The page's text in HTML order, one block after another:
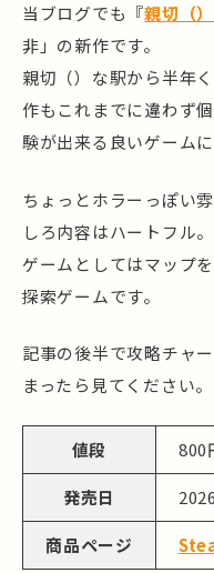
当ブログでも『親切（
非」の新作です。
親切（）な駅から半年
作もこれまでに違わず
験が出来る良いゲームに
ちょっとホラーっぽい
しろ内容はハートフル。
ゲームとしてはマップ
探索ゲームです。
記事の後半で攻略チャ
まったら見てください。
値段 800
発売日
商品ページ